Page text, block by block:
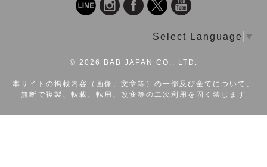
Select Language ▼
© 2026 BAB JAPAN CO., LTD.
本サイトの掲載内容（画像、文章等）の一部及び全てについて、
無断で複製、転載、転用、改変等の二次利用を固く禁じます